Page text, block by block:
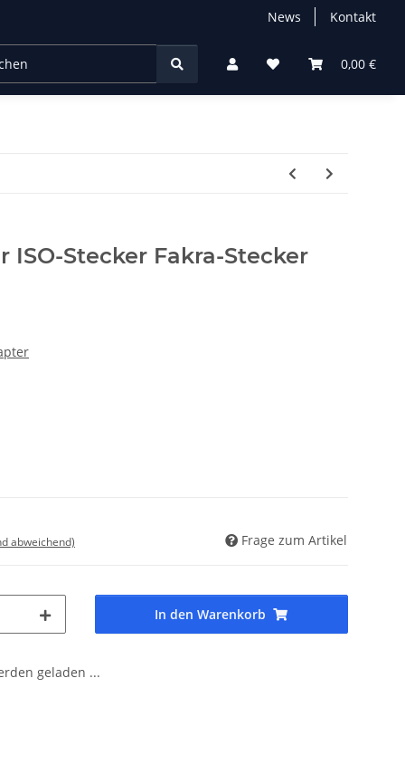
News Kontakt
0,00 €
ISO-Stecker Fakra-Stecker
abweichend) Frage zum Artikel
In den Warenkorb
geladen ...